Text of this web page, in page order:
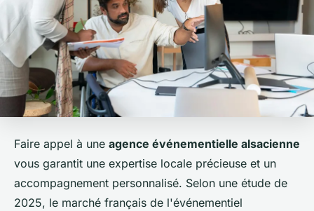
Faire appel à une agence événementielle alsacienne
vous garantit une expertise locale précieuse et un
accompagnement personnalisé. Selon une étude de
2025, le marché français de l'événementiel